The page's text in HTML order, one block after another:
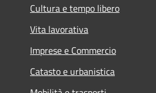
Cultura e tempo libero
Vita lavorativa
Imprese e Commercio
Catasto e urbanistica